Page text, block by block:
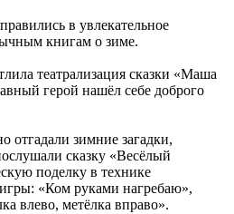
в увлекательное
книгам о зиме.
театрализация сказки «Маша
герой нашёл себе доброго
отгадали зимние загадки,
сказку «Весёлый
поделку в технике
«Ком руками нагребаю»,
влево, метёлка вправо».